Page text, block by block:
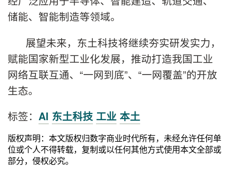
储能、智能制造等领域。
展望未来，东土科技将继续夯实研发实力，
赋能国家新型工业化发展，推动打造我国工业
网络互联互通、“一网到底”、“一网覆盖”的开放
生态。
标签： AI 东土科技 工业 本土
版权声明：本文版权归数字商业时代所有，未经允许任何单
位或个人不得转载，复制或以任何其他方式使用本文全部或
部分，侵权必究。